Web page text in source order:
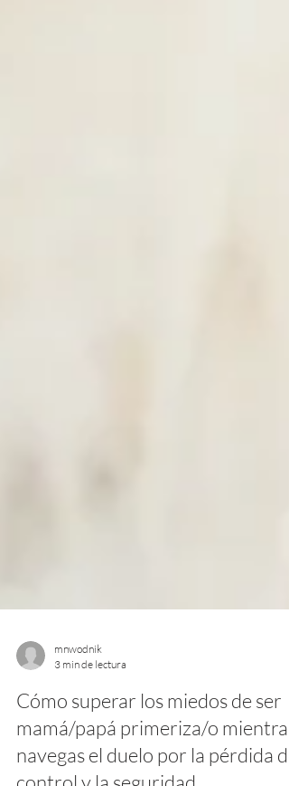
mnwodnik
3 min de lectura
Cómo superar los miedos de ser